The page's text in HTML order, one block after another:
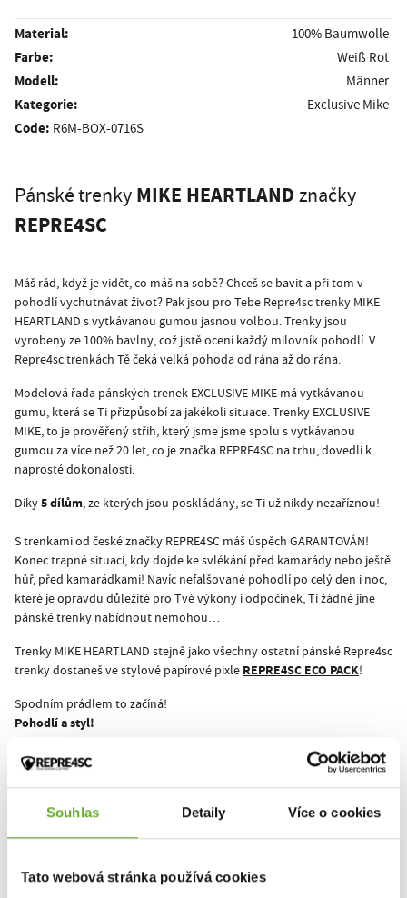
Souhlas Detaily Více o cookies
Tato webová stránka používá cookies
Material: 100% Baumwolle
Farbe: Weiß Rot
Modell: Männer
Kategorie: Exclusive Mike
Code: R6M-BOX-0716S
Pánské trenky MIKE HEARTLAND značky
REPRE4SC
Máš rád, když je vidět, co máš na sobě? Chceš se bavit a při tom v
pohodlí vychutnávat život? Pak jsou pro Tebe Repre4sc trenky MIKE
HEARTLAND s vytkávanou gumou jasnou volbou. Trenky jsou
vyrobeny ze 100% bavlny, což jistě ocení každý milovník pohodlí. V
Repre4sc trenkách Tě čeká velká pohoda od rána až do rána.
Modelová řada pánských trenek EXCLUSIVE MIKE má vytkávanou
gumu, která se Ti přizpůsobí za jakékoli situace. Trenky EXCLUSIVE
MIKE, to je prověřený střih, který jsme jsme spolu s vytkávanou
gumou za více než 20 let, co je značka REPRE4SC na trhu, dovedli k
naprosté dokonalosti.
Díky5 dílům, ze kterých jsou poskládány, se Ti už nikdy nezaříznou!
S trenkami od české značky REPRE4SC máš úspěch GARANTOVÁN!
Konec trapné situaci, kdy dojde ke svlékání před kamarády nebo ještě
hůř, před kamarádkami! Navíc nefalšované pohodlí po celý den i noc,
které je opravdu důležité pro Tvé výkony i odpočinek, Ti žádné jiné
pánské trenky nabídnout nemohou…
Trenky MIKE HEARTLAND stejně jako všechny ostatní pánské Repre4sc
trenky dostaneš ve stylové papírové pixleREPRE4SC ECO PACK!
Spodním prádlem to začíná!
Pohodlí a styl!
Lifestyle fotky do lookbooku a doplňkové fotky trenek MIKE
HEARTLAND pro nás nafotili naši streetfoto parťáci
Ondra Duffeka